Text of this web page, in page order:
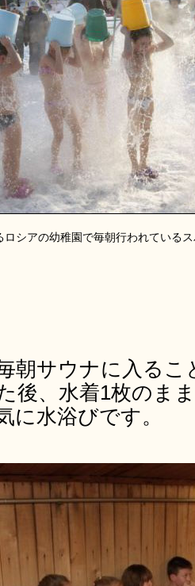
シアの幼稚園で毎朝行われている
朝サウナに入る
後、水着1枚のま
に水浴びです。